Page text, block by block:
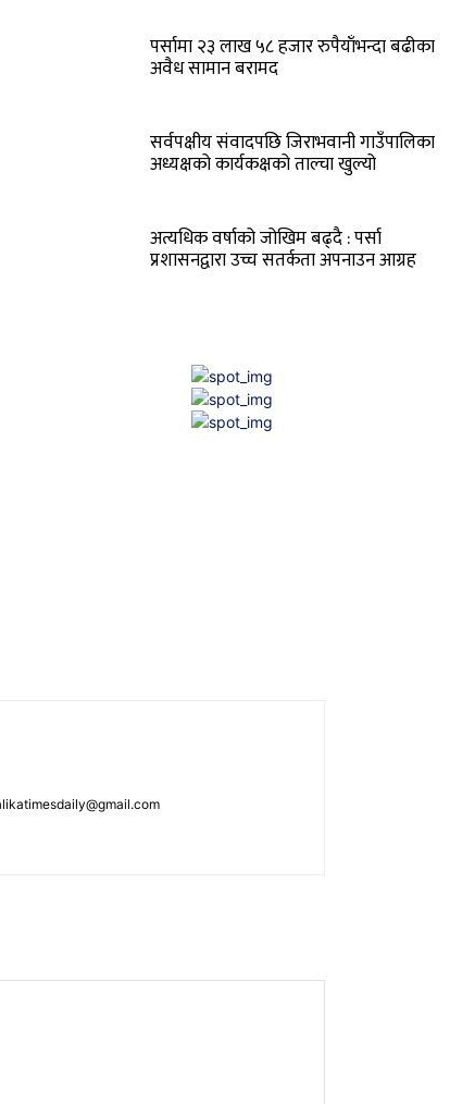
पर्सामा २३ लाख ५८ हजार रुपैयाँभन्दा बढीका
अवैध सामान बरामद
सर्वपक्षीय संवादपछि जिराभवानी गाउँपालिका
अध्यक्षको कार्यकक्षको ताल्चा खुल्यो
अत्यधिक वर्षाको जोखिम बढ्दै : पर्सा
प्रशासनद्वारा उच्च सतर्कता अपनाउन आग्रह